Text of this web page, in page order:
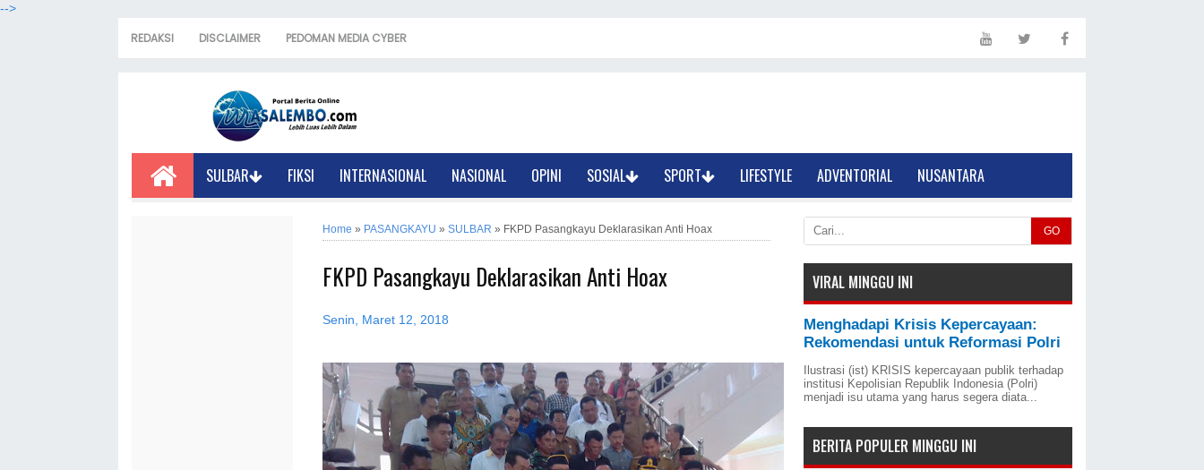
-->
REDAKSI DISCLAIMER PEDOMAN MEDIA CYBER
SULBAR FIKSI INTERNASIONAL NASIONAL OPINI SOSIAL SPORT LIFESTYLE ADVENTORIAL NUSANTARA
Home » PASANGKAYU » SULBAR » FKPD Pasangkayu Deklarasikan Anti Hoax
FKPD Pasangkayu Deklarasikan Anti Hoax
Senin, Maret 12, 2018
GO
VIRAL MINGGU INI
Menghadapi Krisis Kepercayaan:
Rekomendasi untuk Reformasi Polri
Ilustrasi (ist) KRISIS kepercayaan publik terhadap
institusi Kepolisian Republik Indonesia (Polri)
menjadi isu utama yang harus segera diata...
BERITA POPULER MINGGU INI